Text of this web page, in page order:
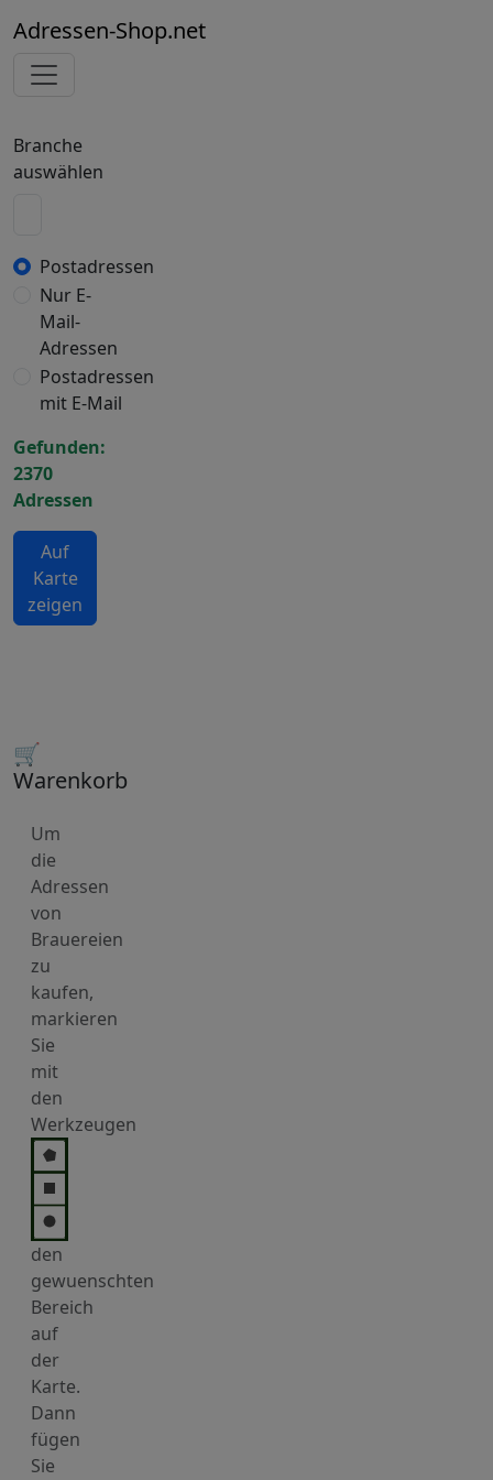
Adressen-Shop.net
Branche
auswählen
Postadressen
Nur E-
Mail-
Adressen
Postadressen
mit E-Mail
Gefunden:
2370
Adressen
Auf
Karte
zeigen
🛒
Warenkorb
Um
die
Adressen
von
Brauereien
zu
kaufen,
markieren
Sie
mit
den
Werkzeugen
den
gewuenschten
Bereich
auf
der
Karte.
Dann
fügen
Sie